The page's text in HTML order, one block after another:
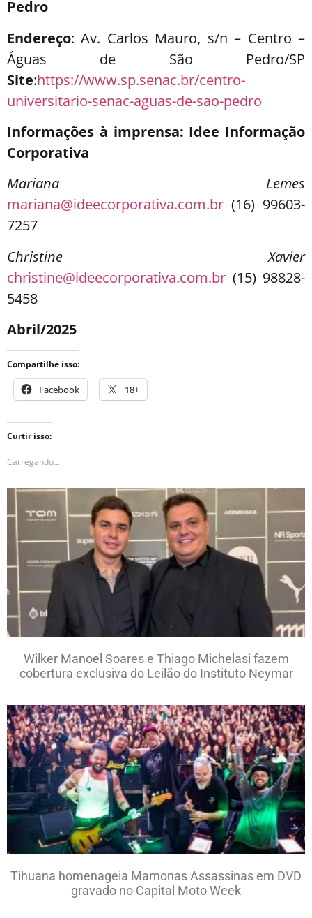
Pedro
Endereço: Av. Carlos Mauro, s/n – Centro –
Águas de São Pedro/SP
Site:https://www.sp.senac.br/centro-
universitario-senac-aguas-de-sao-pedro
Informações à imprensa: Idee Informação
Corporativa
Mariana Lemes
mariana@ideecorporativa.com.br (16) 99603-
7257
Christine Xavier
christine@ideecorporativa.com.br (15) 98828-
5458
Abril/2025
Compartilhe isso:
Facebook 18+
Curtir isso:
Carregando...
Wilker Manoel Soares e Thiago Michelasi fazem
cobertura exclusiva do Leilão do Instituto Neymar
Tihuana homenageia Mamonas Assassinas em DVD
gravado no Capital Moto Week